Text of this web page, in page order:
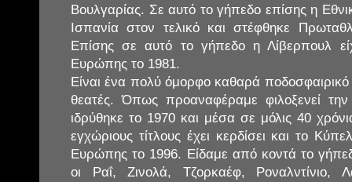
Βουλγαρίας. Σε αυτό το γήπεδο επίσης η
Ισπανία στον τελικό και στέφθηκε
Επίσης σε αυτό το γήπεδο η Λίβερπουλ
Ευρώπης το 1981.
Είναι ένα πολύ όμορφο καθαρά
θεατές. Όπως προαναφέραμε φιλοξενεί
ιδρύθηκε το 1970 και μέσα σε μόλις 40
εγχώριους τίτλους έχει κερδίσει και το
Ευρώπης το 1996. Είδαμε από κοντά το
οι Ραΐ, Ζινολά, Τζορκαέφ, Ροναλντίνιο,